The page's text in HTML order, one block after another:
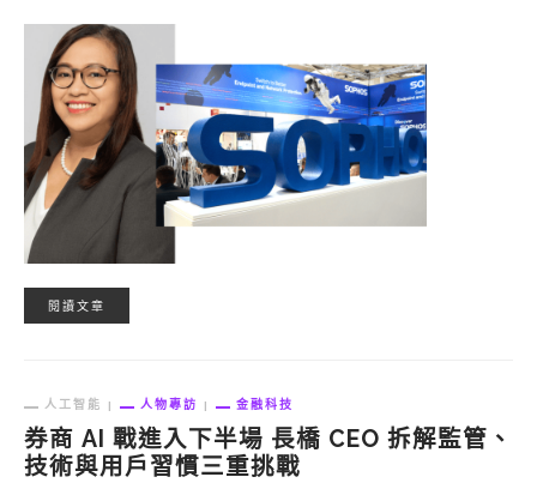
閱讀文章
人工智能 人物專訪 金融科技
券商 AI 戰進入下半場 長橋 CEO 拆解監管、
技術與用戶習慣三重挑戰